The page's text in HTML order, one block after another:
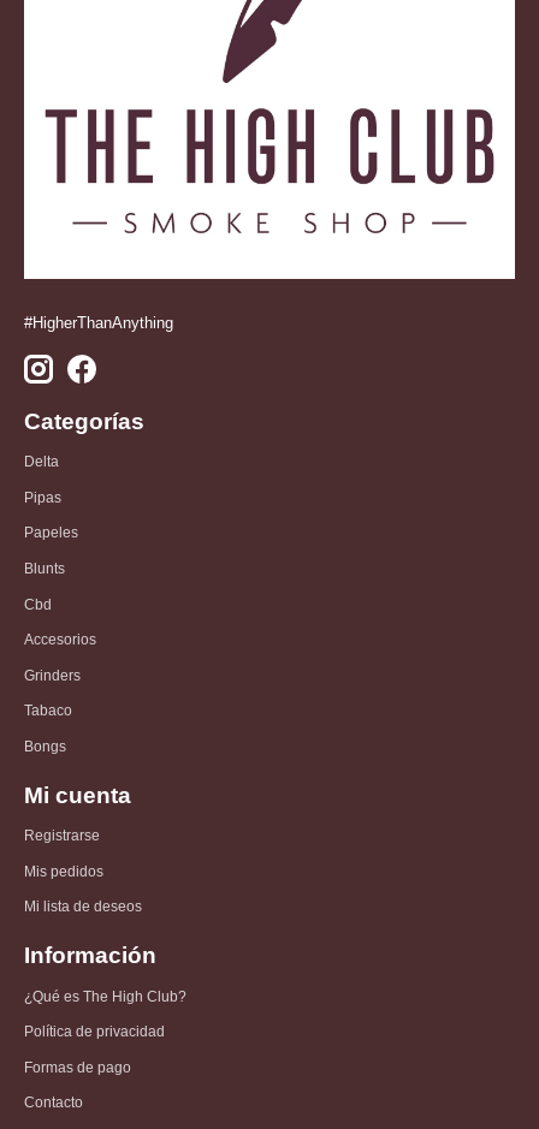
#HigherThanAnything
Categorías
Delta
Pipas
Papeles
Blunts
Cbd
Accesorios
Grinders
Tabaco
Bongs
Mi cuenta
Registrarse
Mis pedidos
Mi lista de deseos
Información
¿Qué es The High Club?
Política de privacidad
Formas de pago
Contacto